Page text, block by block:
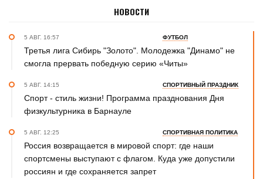
НОВОСТИ
5 АВГ. 16:57 ФУТБОЛ
Третья лига Сибирь "Золото". Молодежка "Динамо" не
смогла прервать победную серию «Читы»
5 АВГ. 14:15 СПОРТИВНЫЙ ПРАЗДНИК
Спорт - стиль жизни! Программа празднования Дня
физкультурника в Барнауле
5 АВГ. 12:25 СПОРТИВНАЯ ПОЛИТИКА
Россия возвращается в мировой спорт: где наши
спортсмены выступают с флагом. Куда уже допустили
россиян и где сохраняется запрет